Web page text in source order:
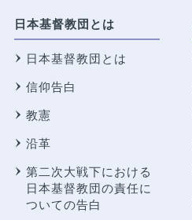
日本基督教団とは
日本基督教団とは
信仰告白
教憲
沿革
第二次大戦下における
日本基督教団の責任に
ついての告白